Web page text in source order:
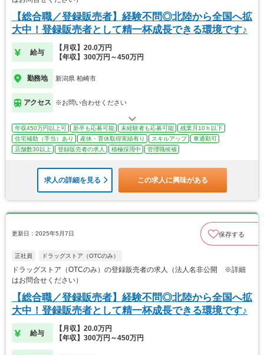
【総合職／登録販売者】経験不問◎北陸から全国へ拡
大中！登録販売者として精一杯成長できる環境です♪
給与
【月収】20.0万円
【年収】300万円～450万円
勤務地 新潟県 柏崎市
アクセス ※お問い合わせください
年収450万円以上可 新卒も応募可能 未経験者も応募可能
残業月10ｈ以下
住宅補助（手当）あり
産休・育休取得実績有り スキルアップ
車通勤可
店舗数30以上
登録販売者の求人 積極採用中 管理職候補
求人の詳細を見る この求人に興味がある
更新日：2025年5月7日 保存する
正社員 ドラッグストア（OTCのみ）
ドラッグストア（OTCのみ）の登録販売者の求人（法人名非公開 ※詳細
はお問合せください）
【総合職／登録販売者】経験不問◎北陸から全国へ拡
大中！登録販売者として精一杯成長できる環境です♪
給与
【月収】20.0万円
【年収】300万円～450万円